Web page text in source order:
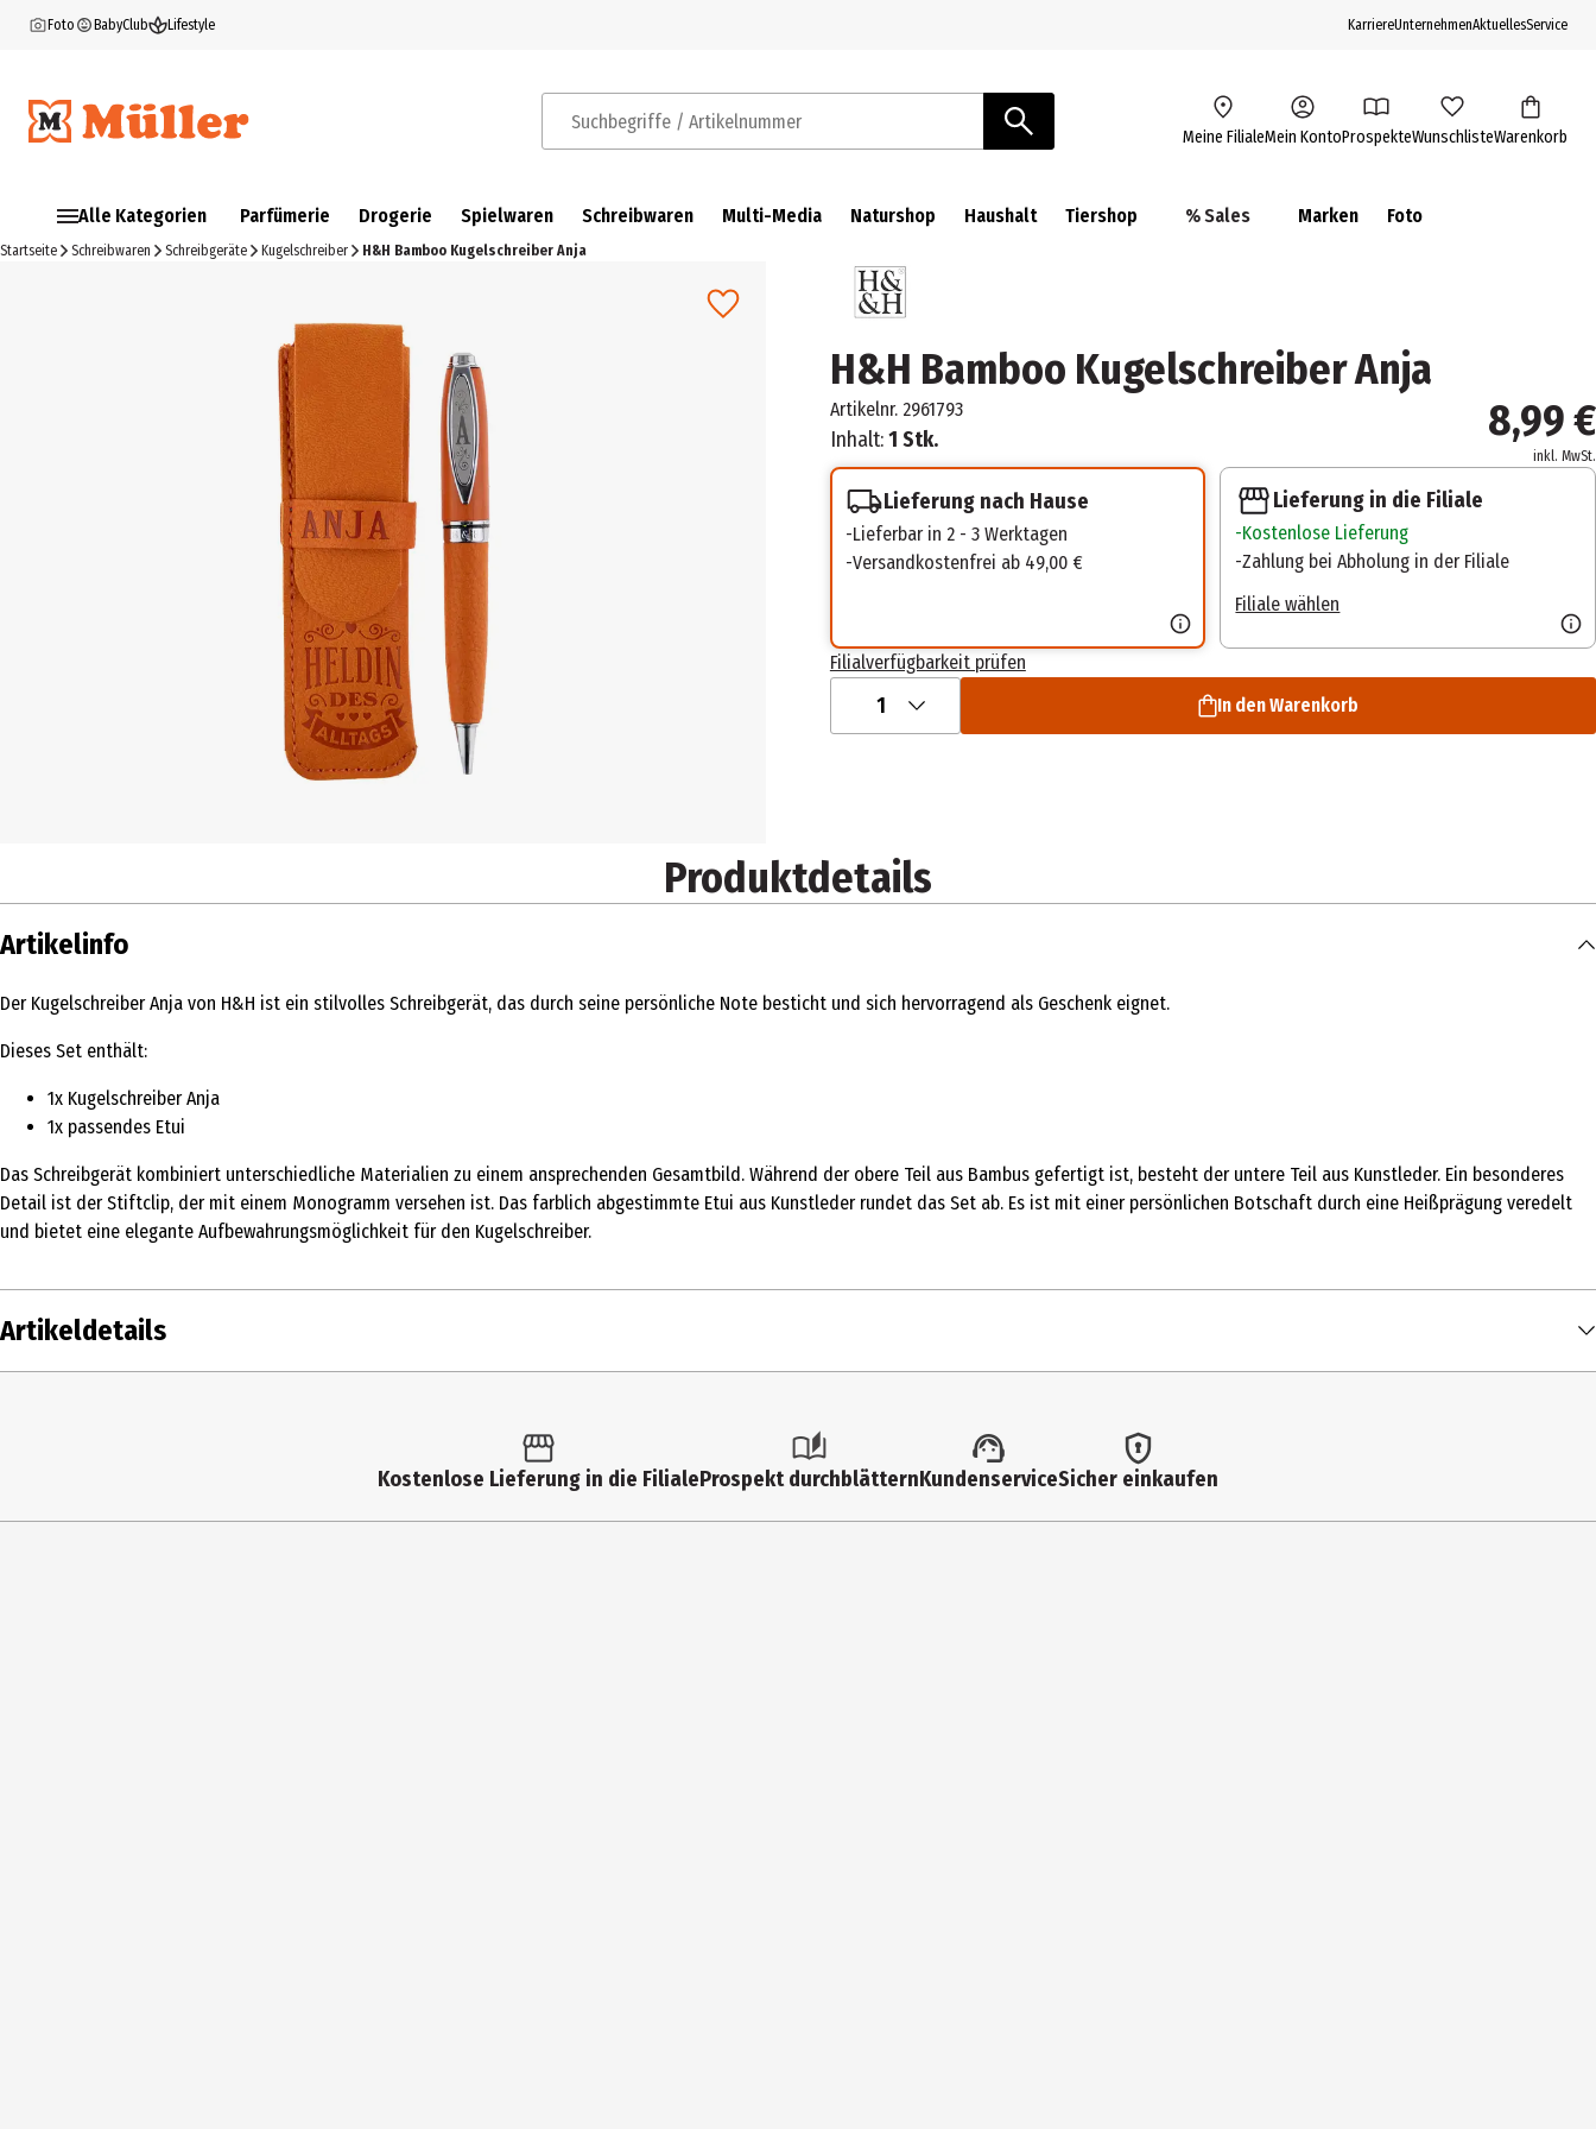
Foto BabyClub Lifestyle KarriereUnternehmenAktuellesService
Suchbegriffe / Artikelnummer Meine FilialeMein KontoProspekteWunschlisteWarenkorb
Alle Kategorien Parfümerie Drogerie Spielwaren Schreibwaren Multi-Media Naturshop Haushalt Tiershop % Sales Marken Foto
Startseite Schreibwaren Schreibgeräte Kugelschreiber H&H Bamboo Kugelschreiber Anja
H&H Bamboo Kugelschreiber Anja
Artikelnr. 2961793
Inhalt:1 Stk. 8,99 €
inkl. MwSt.
Lieferung nach Hause
Lieferbar in 2 - 3 Werktagen
Versandkostenfrei ab 49,00 €
Lieferung in die Filiale
Kostenlose Lieferung
Zahlung bei Abholung in der Filiale
Filiale wählen
Filialverfügbarkeit prüfen
1 In den Warenkorb
Produktdetails
Artikelinfo
Der Kugelschreiber Anja von H&H ist ein stilvolles Schreibgerät, das durch seine persönliche Note besticht und sich hervorragend als Geschenk eignet.
Dieses Set enthält:
1x Kugelschreiber Anja
1x passendes Etui
Das Schreibgerät kombiniert unterschiedliche Materialien zu einem ansprechenden Gesamtbild. Während der obere Teil aus Bambus gefertigt ist, besteht der untere Teil aus Kunstleder. Ein besonderes
Detail ist der Stiftclip, der mit einem Monogramm versehen ist. Das farblich abgestimmte Etui aus Kunstleder rundet das Set ab. Es ist mit einer persönlichen Botschaft durch eine Heißprägung veredelt
und bietet eine elegante Aufbewahrungsmöglichkeit für den Kugelschreiber.
Artikeldetails
3113200039
Kostenlose Lieferung in die FilialeProspekt durchblätternKundenserviceSicher einkaufen